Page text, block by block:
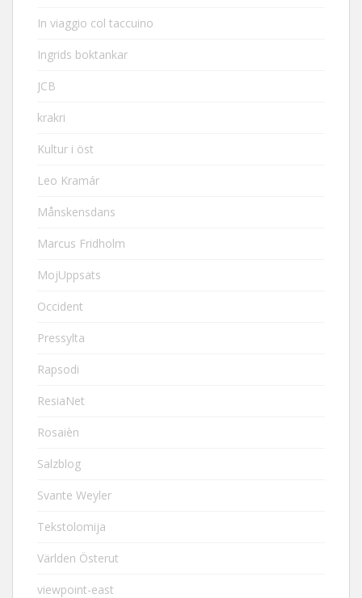
In viaggio col taccuino
Ingrids boktankar
JCB
krakri
Kultur i öst
Leo Kramár
Månskensdans
Marcus Fridholm
MojUppsats
Occident
Pressylta
Rapsodi
ResiaNet
Rosaièn
Salzblog
Svante Weyler
Tekstolomija
Världen Österut
viewpoint-east